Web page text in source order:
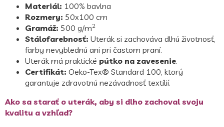
Materiál: 100% bavlna
Rozmery: 50x100 cm
Gramáž: 500 g/m2
Stálofarebnosť: Uterák si zachováva dlhú životnosť,
farby nevyblednú ani pri častom praní.
Uterák má praktické pútko na zavesenie.
Certifikát: Oeko-Tex® Standard 100, ktorý
garantuje zdravotnú nezávadnosť textílií.
Ako sa starať o uterák, aby si dlho zachoval svoju
kvalitu a vzhľad?